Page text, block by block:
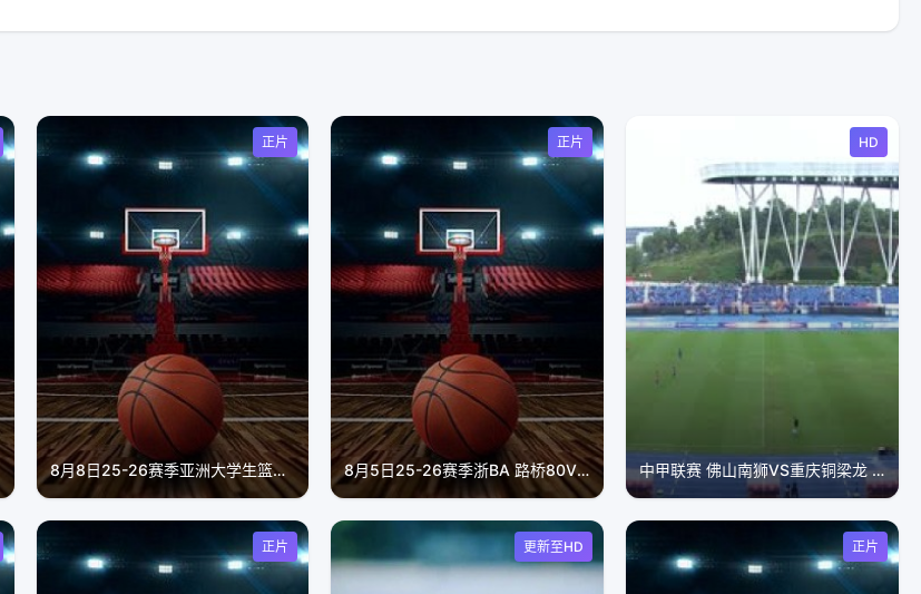
正片
8月8日25-26赛季亚洲大学生篮球联赛 清华大学VS上海交通大学
正片
8月5日25-26赛季浙BA 路桥80VS83温岭
HD
中甲联赛 佛山南狮VS重庆铜梁龙 20240421
正片 更新至HD 正片